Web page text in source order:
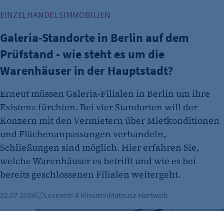
etracker Analytics
Name:
et_oi_v2
Anbieter:
etracker GmbH
Zweck:
Cookie Erkennung
Cookie Laufzeit:
2 Jahre
etracker Analytics
Name:
Anbieter:
EINZELHANDELSIMMOBILIEN
Galeria-Standorte in Berlin auf dem
Prüfstand - wie steht es um die
Warenhäuser in der Hauptstadt?
Erneut müssen Galeria-Filialen in Berlin um ihre
Existenz fürchten. Bei vier Standorten will der
Konzern mit den Vermietern über Mietkonditionen
und Flächenanpassungen verhandeln,
Schließungen sind möglich. Hier erfahren Sie,
welche Warenhäuser es betrifft und wie es bei
bereits geschlossenen Filialen weitergeht.
22.07.2026 Lesezeit: 4 MinutenMateusz Hartwich